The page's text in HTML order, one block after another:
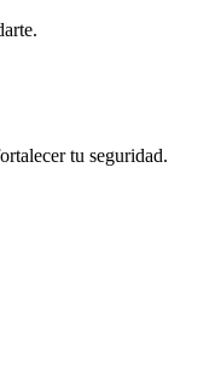
tu seguridad.